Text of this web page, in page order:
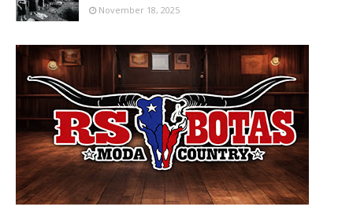
November 18, 2025